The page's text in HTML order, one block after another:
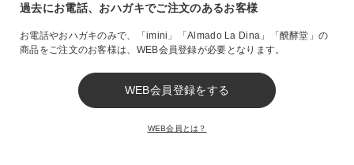
ヘルプ
お買い物ガイド
過去にお電話、おハガキでご注文のあるお客様
お電話やおハガキのみで、
「imini」「Almado La Dina」「醗酵堂」の
商品をご注文のお客様は、 WEB会員登録が必要となります。
WEB会員とは？